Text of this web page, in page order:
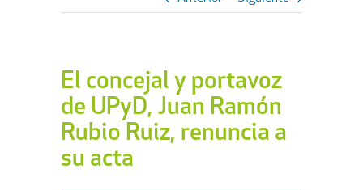
El concejal y portavoz
de UPyD, Juan Ramón
Rubio Ruiz, renuncia a
su acta